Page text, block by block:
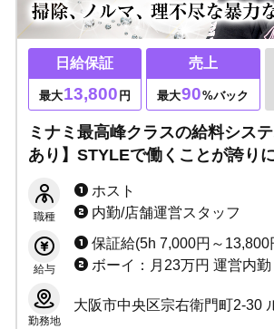
日給保証
最大13,800 円
売上
最大90%バック
ミナミ最高峰クラスの給料シス
あり】STYLEで働くことが誇り
のご応募でも大歓迎！一緒に自慢
働きませんか？
職種
ホスト
内勤/店舗運営スタッフ
給与
保証給(5h 7,000円～13,800円)＋歩合給 ※バック率60～90%!! +功労金+ボーナス多数 （新人さんがとり
ボーイ：月23万円 運営内勤：月30万円
勤務地